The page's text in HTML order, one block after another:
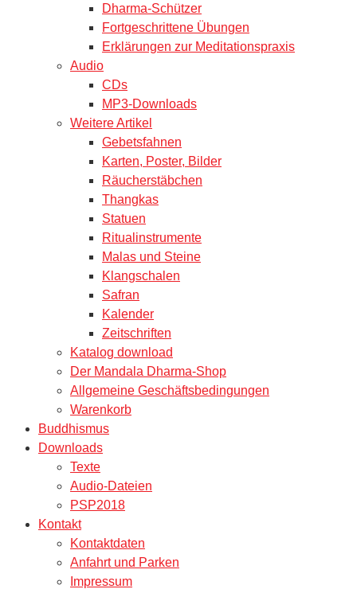
Dharma-Schützer
Fortgeschrittene Übungen
Erklärungen zur Meditationspraxis
Audio
CDs
MP3-Downloads
Weitere Artikel
Gebetsfahnen
Karten, Poster, Bilder
Räucherstäbchen
Thangkas
Statuen
Ritualinstrumente
Malas und Steine
Klangschalen
Safran
Kalender
Zeitschriften
Katalog download
Der Mandala Dharma-Shop
Allgemeine Geschäftsbedingungen
Warenkorb
Buddhismus
Downloads
Texte
Audio-Dateien
PSP2018
Kontakt
Kontaktdaten
Anfahrt und Parken
Impressum